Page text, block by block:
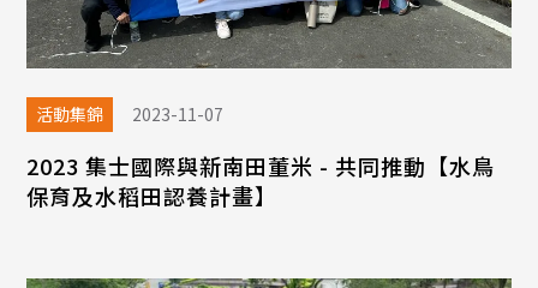
活動集錦 2023-11-07
2023 集士國際與新南田董米 - 共同推動【水鳥
保育及水稻田認養計畫】